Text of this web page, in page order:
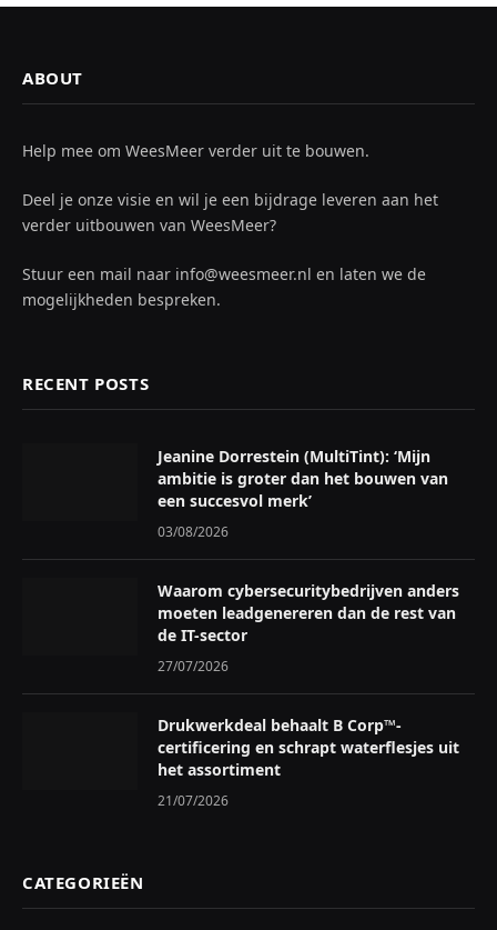
ABOUT
Help mee om WeesMeer verder uit te bouwen.
Deel je onze visie en wil je een bijdrage leveren aan het
verder uitbouwen van WeesMeer?
Stuur een mail naar info@weesmeer.nl en laten we de
mogelijkheden bespreken.
RECENT POSTS
Jeanine Dorrestein (MultiTint): ‘Mijn
ambitie is groter dan het bouwen van
een succesvol merk’
03/08/2026
Waarom cybersecuritybedrijven anders
moeten leadgenereren dan de rest van
de IT-sector
27/07/2026
Drukwerkdeal behaalt B Corp™-
certificering en schrapt waterflesjes uit
het assortiment
21/07/2026
CATEGORIEËN